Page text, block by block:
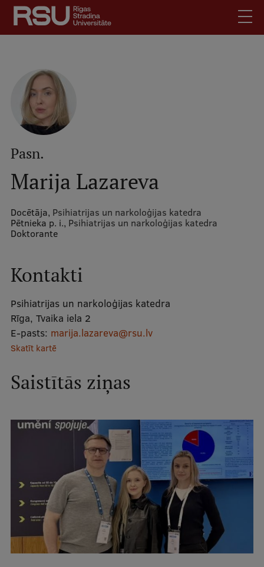
Pārlekt
galveno
saturu
Latviski
Meklēt Mobile
augšējā
izvēlne
Skolēniem
Studentiem
Darba devējiem
Kontakti
Mobile
galvenā
izvēlne
Pamatstudiju programmas
Doktorantūra
Praktiska informācija
Par RSU
Studentu dzīve
Pasn.
Marija Lazareva
Docētāja, Psihiatrijas un narkoloģijas katedra
Pētnieka p. i., Psihiatrijas un narkoloģijas katedra
Doktorante
Kontakti
Psihiatrijas un narkoloģijas katedra
Rīga, Tvaika iela 2
E-pasts: marija.lazareva@rsu.lv
Skatīt kartē
Saistītās ziņas